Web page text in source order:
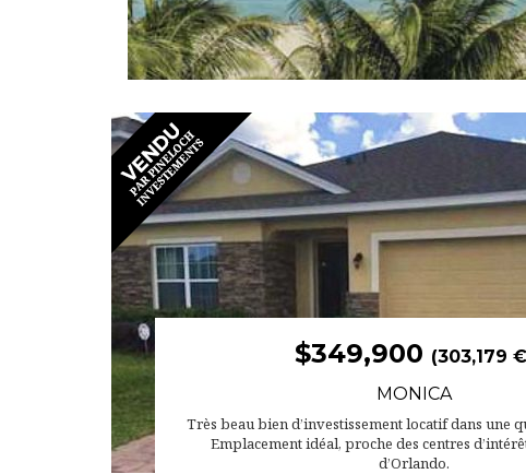
$349,900 (303,179
MONICA
Très beau bien d’investissement locatif dans une
Emplacement idéal, proche des centres
d’Orlando.